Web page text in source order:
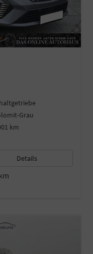
Grau
km
Details